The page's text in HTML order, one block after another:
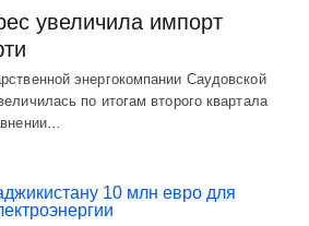
увеличила импорт
энергокомпании Саудовской
по итогам второго квартала